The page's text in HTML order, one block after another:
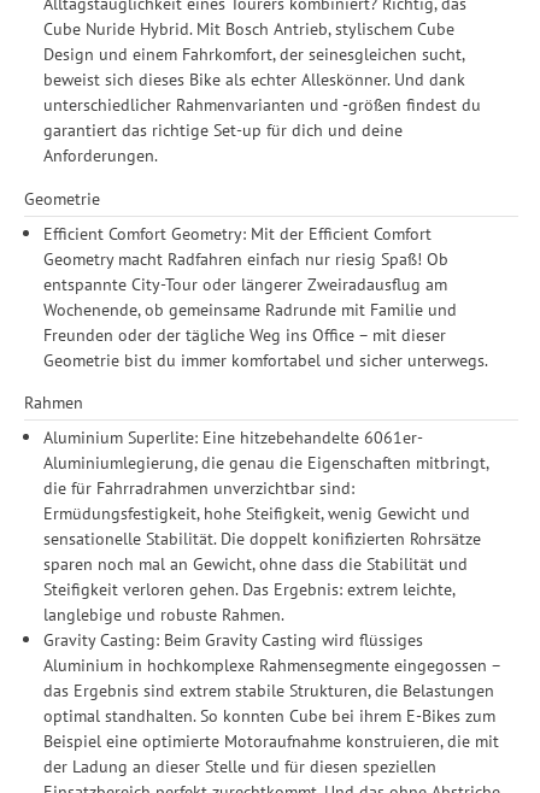
Cube Nuride Hybrid. Mit Bosch Antrieb, stylischem Cube
Design und einem Fahrkomfort, der seinesgleichen sucht,
beweist sich dieses Bike als echter Alleskönner. Und dank
unterschiedlicher Rahmenvarianten und -größen findest du
garantiert das richtige Set-up für dich und deine
Anforderungen.
Geometrie
Efficient Comfort Geometry: Mit der Efficient Comfort
Geometry macht Radfahren einfach nur riesig Spaß! Ob
entspannte City-Tour oder längerer Zweiradausflug am
Wochenende, ob gemeinsame Radrunde mit Familie und
Freunden oder der tägliche Weg ins Office – mit dieser
Geometrie bist du immer komfortabel und sicher unterwegs.
Rahmen
Aluminium Superlite: Eine hitzebehandelte 6061er-
Aluminiumlegierung, die genau die Eigenschaften mitbringt,
die für Fahrradrahmen unverzichtbar sind:
Ermüdungsfestigkeit, hohe Steifigkeit, wenig Gewicht und
sensationelle Stabilität. Die doppelt konifizierten Rohrsätze
sparen noch mal an Gewicht, ohne dass die Stabilität und
Steifigkeit verloren gehen. Das Ergebnis: extrem leichte,
langlebige und robuste Rahmen.
Gravity Casting: Beim Gravity Casting wird flüssiges
Aluminium in hochkomplexe Rahmensegmente eingegossen –
das Ergebnis sind extrem stabile Strukturen, die Belastungen
optimal standhalten. So konnten Cube bei ihrem E-Bikes zum
Beispiel eine optimierte Motoraufnahme konstruieren, die mit
der Ladung an dieser Stelle und für diesen speziellen